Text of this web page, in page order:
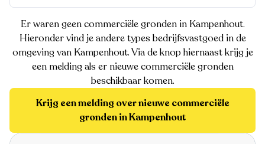
Er waren geen commerciële gronden in Kampenhout.
Hieronder vind je andere types bedrijfsvastgoed in de
omgeving van Kampenhout. Via de knop hiernaast krijg je
een melding als er nieuwe commerciële gronden
beschikbaar komen.
Krijg een melding over nieuwe commerciële
gronden in Kampenhout